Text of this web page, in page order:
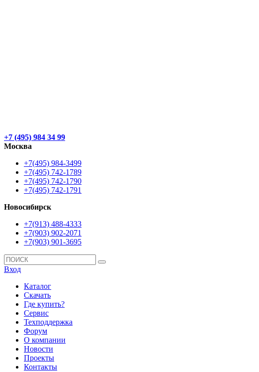
+7 (495) 984 34 99
Москва
+7(495) 984-3499
+7(495) 742-1789
+7(495) 742-1790
+7(495) 742-1791
Новосибирск
+7(913) 488-4333
+7(903) 902-2071
+7(903) 901-3695
Вход
Каталог
Скачать
Где купить?
Сервис
Техподдержка
Форум
О компании
Новости
Проекты
Контакты